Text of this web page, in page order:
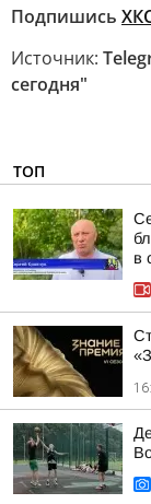
Подпишись
Источник:
сегодня"
ТОП
в